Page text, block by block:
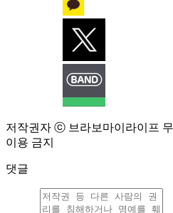
저작권자 ⓒ 브라보마이라이프
이용 금지
댓글